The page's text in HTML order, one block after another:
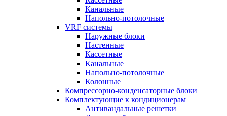
Канальные
Напольно-потолочные
VRF системы
Наружные блоки
Настенные
Кассетные
Канальные
Напольно-потолочные
Колонные
Компрессорно-конденсаторные блоки
Комплектующие к кондиционерам
Антивандальные решетки